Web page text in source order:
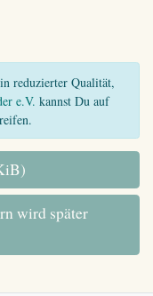
reduzierter Qualität,
e.V. kannst Du auf
wird später